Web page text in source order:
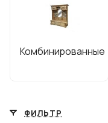
Комбинированные
ФИЛЬТР